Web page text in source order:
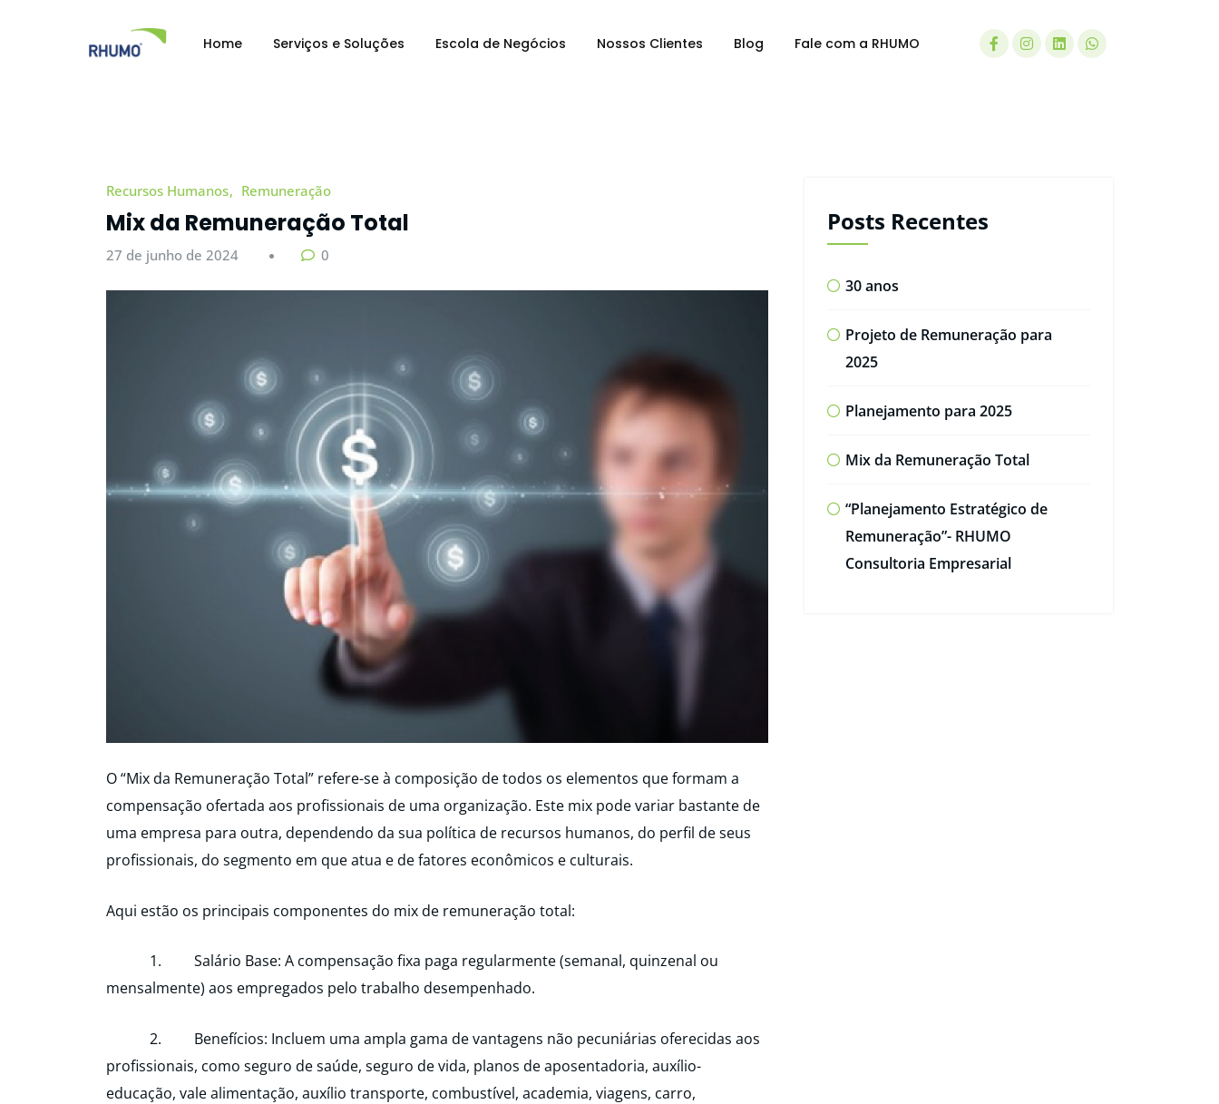
Home Serviços e Soluções Escola de Negócios Nossos Clientes Blog Fale com a RHUMO
Recursos Humanos Remuneração
Mix da Remuneração Total
27 de junho de 2024 0
O “Mix da Remuneração Total” refere-se à composição de todos os elementos que formam a
compensação ofertada aos profissionais de uma organização. Este mix pode variar bastante de
uma empresa para outra, dependendo da sua política de recursos humanos, do perfil de seus
profissionais, do segmento em que atua e de fatores econômicos e culturais.
Aqui estão os principais componentes do mix de remuneração total:
1. Salário Base: A compensação fixa paga regularmente (semanal, quinzenal ou
mensalmente) aos empregados pelo trabalho desempenhado.
2. Benefícios: Incluem uma ampla gama de vantagens não pecuniárias oferecidas aos
profissionais, como seguro de saúde, seguro de vida, planos de aposentadoria, auxílio-
educação, vale alimentação, auxílio transporte, combustível, academia, viagens, carro,
Posts Recentes
30 anos
Projeto de Remuneração para
2025
Planejamento para 2025
Mix da Remuneração Total
“Planejamento Estratégico de
Remuneração”- RHUMO
Consultoria Empresarial